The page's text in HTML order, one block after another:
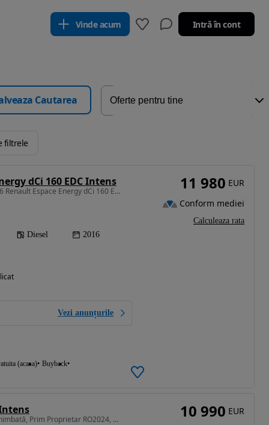
Vinde acum Intră în cont
Cautarea
filtrele
dCi 160 EDC Intens
1598 cm3 • 160 CP • 2016 Renault Espace Energy dCi 160 EDC Intens / RATE FIXE /
Diesel 2016
Vezi anunțurile
(acasa) Buyback
11 980 EUR
Conform mediei
Calculeaza rata
1598 cm3 • 160 CP • Istoric Complet, Distribuție schimbată, Prim Proprietar RO2024, Belgia 10 990 EUR